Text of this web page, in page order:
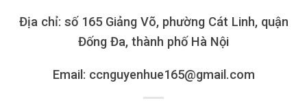
Địa chỉ: số 165 Giảng Võ, phường Cát Linh, quận
Đống Đa, thành phố Hà Nội
Email: ccnguyenhue165@gmail.com